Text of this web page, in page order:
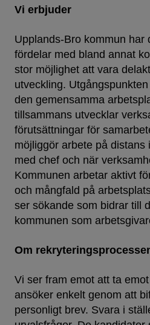
Vi erbjuder
Upplands-Bro kommun har
fördelar med bland annat
stor möjlighet att vara
utveckling.
den gemensamma
tillsammans utvecklar
förutsättningar för
möjliggör arbete på distans
med chef och när
Kommunen arbetar aktivt
och mångfald på
ser sökande som bidrar till
kommunen som
Om
Vi ser fram emot att ta
ansöker enkelt genom att
personligt brev. Svara i